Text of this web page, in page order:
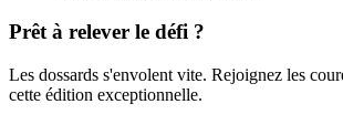
Prêt à relever le défi ?
Les dossards s'envolent vite. Rejoignez les
cette édition exceptionnelle.